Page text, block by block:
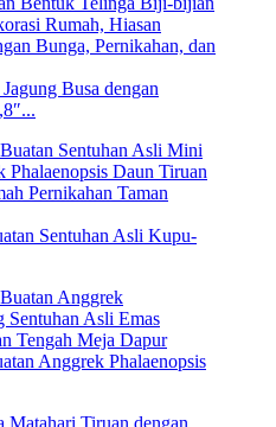
Busa dengan
Sentuhan Asli Kupu-
Anggrek Phalaenopsis